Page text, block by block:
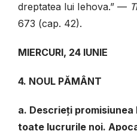
dreptatea lui Iehova.” —
673 (cap. 42).
MIERCURI, 24 IUNIE
4. NOUL PĂMÂNT
a. Descrieți
toate lucrurile noi.